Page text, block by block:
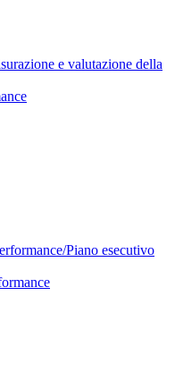
e valutazione della
Piano esecutivo